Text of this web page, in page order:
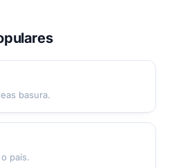
basura.
país.